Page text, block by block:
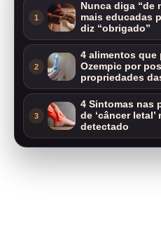
1
Nunca diga “de
mais educadas
diz “obrigado”
2
4 alimentos que
Ozempic por
propriedades
3
4 Sintomas nas
de ‘câncer
detectado